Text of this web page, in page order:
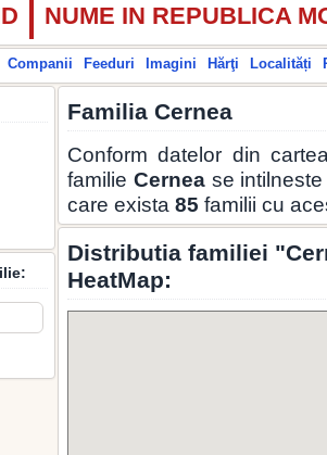
NUME IN REPUBLICA
Companii Feeduri Imagini Hărţi Localități
Familia Cernea
Conform datelor din
familie Cernease
care exista 85 familii cu
Distributia familiei
HeatMap: